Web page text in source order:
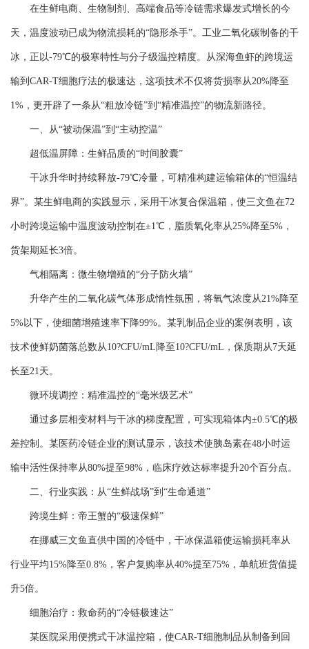
在生鲜电商、生物制剂、高端食品等冷链需求爆发式增长的今
天，温度波动已成为物流损耗的“隐形杀手”。工业二氧化碳制备的干
冰，正以-79℃的极寒特性与分子级温控精度。从深海鱼虾的跨境运
输到CAR-T细胞疗法的极速达，这项技术不仅将货损率从20%降至
1%，更开辟了一条从“粗放冷链”到“精准温控”的物流新路径。
一、从“被动保温”到“主动控温”
超低温屏障：生鲜品质的“时间胶囊”
干冰升华时持续释放-79℃冷量，可精准构建运输箱体的“恒温结
界”。某生鲜电商的实践显示，采用干冰复合保温箱，使三文鱼在72
小时跨境运输中温度波动控制在±1℃，脂质氧化率从25%降至5%，
货架期延长3倍。
气相隔离：微生物增殖的“分子防火墙”
升华产生的二氧化碳气体形成惰性氛围，将氧气浓度从21%降至
5%以下，使细菌增殖速率下降99%。某乳制品企业的案例表明，该
技术使鲜奶菌落总数从10?CFU/mL降至10?CFU/mL，保质期从7天延
长至21天。
微环境调控：精准温控的“毫米级艺术”
通过多层相变材料与干冰的梯度配置，可实现箱体内±0.5℃的极
差控制。某医药冷链企业的测试显示，该技术使胰岛素在48小时运
输中活性保持率从80%提至98%，临床疗效达标率提升20个百分点。
二、行业实践：从“生鲜战场”到“生命通道”
跨境生鲜：帝王蟹的“极速保鲜”
在挪威三文鱼直供中国的冷链中，干冰保温箱使运输损耗率从
行业平均15%降至0.8%，客户复购率从40%提至75%，单航班货值提
升5倍。
细胞治疗：救命药的“冷链极速达”
某医院采用便携式干冰温控箱，使CAR-T细胞制品从制备到回